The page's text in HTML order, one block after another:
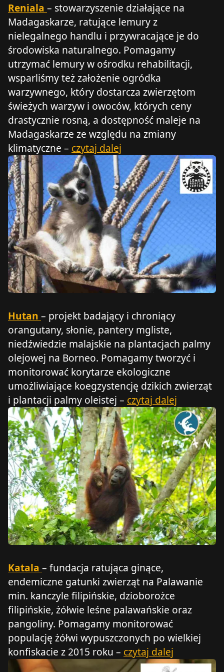
Reniala – stowarzyszenie działające na
Madagaskarze, ratujące lemury z
nielegalnego handlu i przywracające je do
środowiska naturalnego. Pomagamy
utrzymać lemury w ośrodku rehabilitacji,
wsparliśmy też założenie ogródka
warzywnego, który dostarcza zwierzętom
świeżych warzyw i owoców, których ceny
drastycznie rosną, a dostępność maleje na
Madagaskarze ze względu na zmiany
klimatyczne – czytaj dalej
Hutan – projekt badający i chroniący
orangutany, słonie, pantery mgliste,
niedźwiedzie malajskie na plantacjach palmy
olejowej na Borneo. Pomagamy tworzyć i
monitorować korytarze ekologiczne
umożliwiające koegzystencję dzikich zwierząt
i plantacji palmy oleistej – czytaj dalej
Katala – fundacja ratująca ginące,
endemiczne gatunki zwierząt na Palawanie
min. kanczyle filipińskie, dzioborożce
filipińskie, żółwie leśne palawańskie oraz
pangoliny. Pomagamy monitorować
populację żółwi wypuszczonych po wielkiej
konfiskacie z 2015 roku – czytaj dalej